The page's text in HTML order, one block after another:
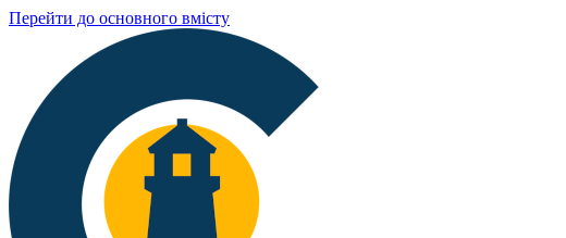
Перейти до основного вмісту